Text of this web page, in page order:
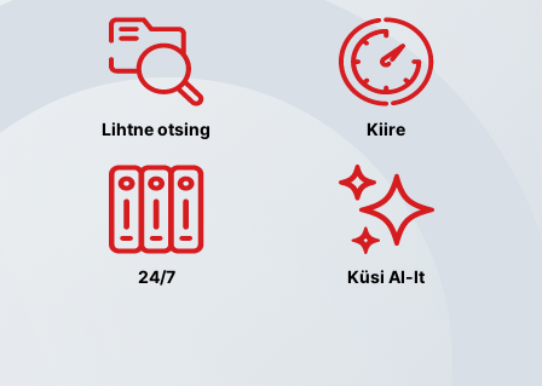
Lihtne otsing Kiire
24/7 Küsi AI-lt